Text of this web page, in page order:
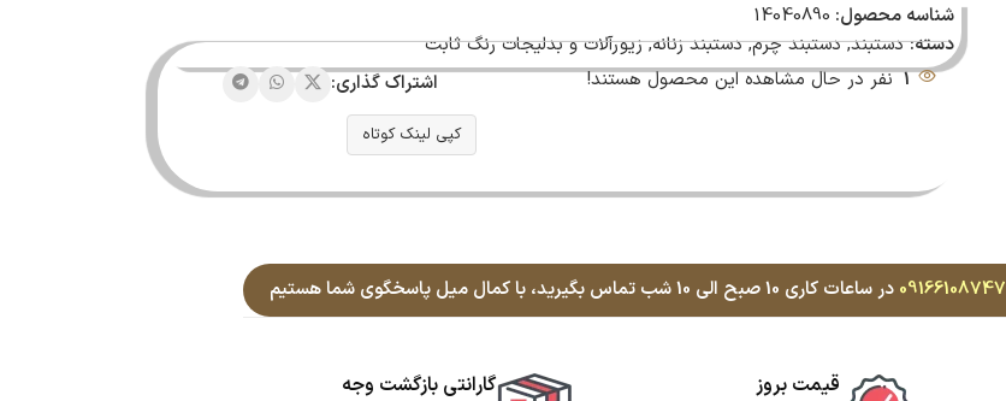
شناسه محصول: 14040890
دسته: دستبند, دستبند چرم, دستبند زنانه, زیورآلات و بدلیجات رنگ ثابت
1 نفر در حال مشاهده این محصول هستند! اشتراک گذاری:
کپی لینک کوتاه
09166108747 در ساعات کاری 10 صبح الی 10 شب تماس بگیرید، با کمال میل پاسخگوی شما هستیم
قیمت بروز گارانتی بازگشت وجه